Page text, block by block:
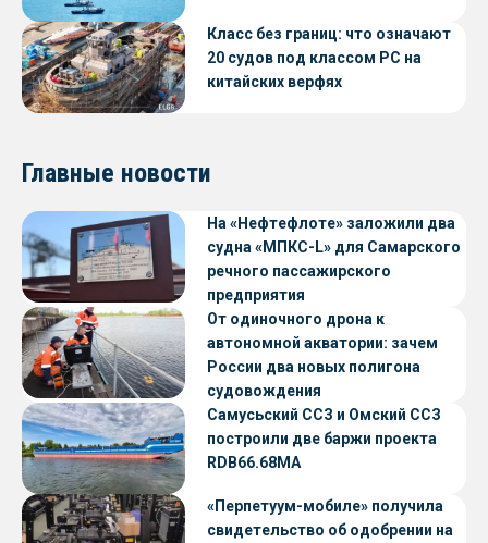
Класс без границ: что означают
20 судов под классом РС на
китайских верфях
Главные новости
На «Нефтефлоте» заложили два
судна «МПКС-L» для Самарского
речного пассажирского
предприятия
От одиночного дрона к
автономной акватории: зачем
России два новых полигона
судовождения
Самусьский ССЗ и Омский ССЗ
построили две баржи проекта
RDB66.68МА
«Перпетуум-мобиле» получила
свидетельство об одобрении на